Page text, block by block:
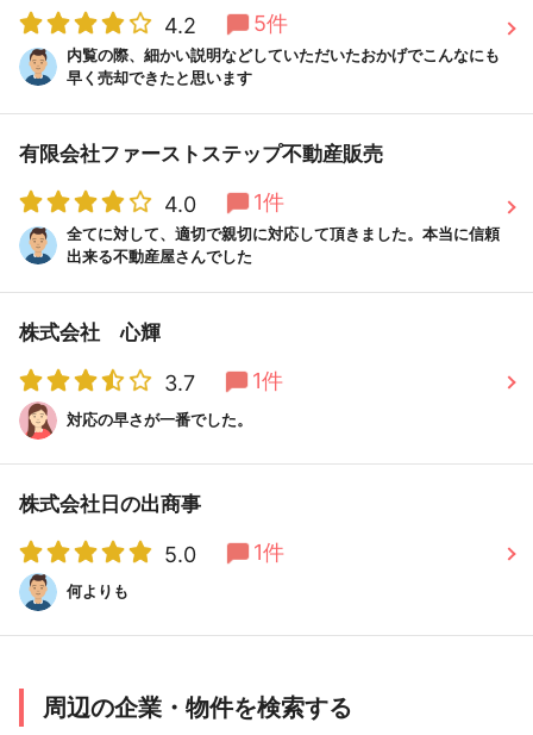
4.2 5件
内覧の際、細かい説明などしていただいたおかげでこんなにも
早く売却できたと思います
有限会社ファーストステップ不動産販売
4.0 1件
全てに対して、適切で親切に対応して頂きました。本当に信頼
出来る不動産屋さんでした
株式会社 心輝
3.7 1件
対応の早さが一番でした。
株式会社日の出商事
5.0 1件
何よりも
周辺の企業・物件を検索する